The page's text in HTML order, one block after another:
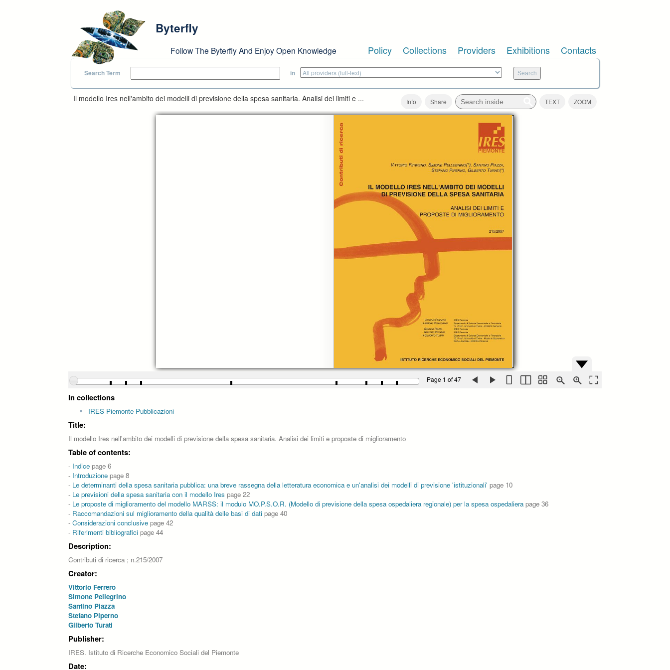
Byterfly
Follow The Byterfly And Enjoy Open Knowledge Policy Collections Providers Exhibitions Contacts
Search Term in
Il modello Ires nell'ambito dei modelli di previsione della spesa sanitaria. Analisi dei limiti e ... Info Share TEXT ZOOM
Page 1 of 47
In collections
IRES Piemonte Pubblicazioni
Title:
Il modello Ires nell'ambito dei modelli di previsione della spesa sanitaria. Analisi dei limiti e proposte di miglioramento
Table of contents:
- Indice page 6
- Introduzione page 8
- Le determinanti della spesa sanitaria pubblica: una breve rassegna della letteratura economica e un'analisi dei modelli di previsione 'istituzionali' page 10
- Le previsioni della spesa sanitaria con il modello Ires page 22
- Le proposte di miglioramento del modello MARSS: il modulo MO.P.S.O.R. (Modello di previsione della spesa ospedaliera regionale) per la spesa ospedalierapage 36
- Raccomandazioni sul miglioramento della qualità delle basi di dati page 40
- Considerazioni conclusive page 42
- Riferimenti bibliografici page 44
Description:
Contributi di ricerca ; n.215/2007
Creator:
Vittorio Ferrero
Simone Pellegrino
Santino Piazza
Stefano Piperno
Gilberto Turati
Publisher:
IRES. Istituto di Ricerche Economico Sociali del Piemonte
Date: